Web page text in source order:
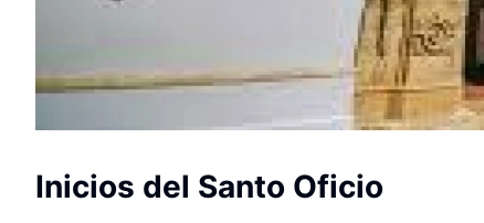
Inicios del Santo Oficio